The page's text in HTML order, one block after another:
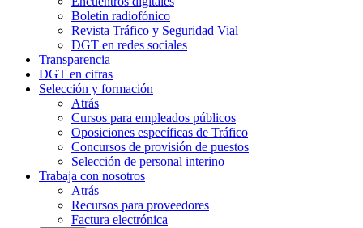
Boletín radiofónico
Revista Tráfico y Seguridad Vial
DGT en redes sociales
Transparencia
DGT en cifras
Selección y formación
Atrás
Cursos para empleados públicos
Oposiciones específicas de Tráfico
Concursos de provisión de puestos
Selección de personal interino
Trabaja con nosotros
Atrás
Recursos para proveedores
Factura electrónica